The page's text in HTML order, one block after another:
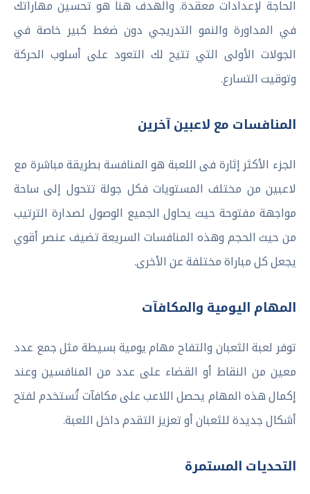
الحاجة لإعدادات معقدة. والهدف هنا هو تحسين مهاراتك
في المداورة والنمو التدريجي دون ضغط كبير خاصة في
الجولات الأولى التي تتيح لك التعود على أسلوب الحركة
وتوقيت التسارع.
المنافسات مع لاعبين آخرين
الجزء الأكثر إثارة فى اللعبة هو المنافسة بطريقة مباشرة مع
لاعبين من مختلف المستويات فكل جولة تتحول إلى ساحة
مواجهة مفتوحة حيث يحاول الجميع الوصول لصدارة الترتيب
من حيث الحجم وهذه المنافسات السريعة تضيف عنصر أقوي
يجعل كل مباراة مختلفة عن الأخرى.
المهام اليومية والمكافآت
توفر لعبة الثعبان والتفاح مهام يومية بسيطة مثل جمع عدد
معين من النقاط أو القضاء على عدد من المنافسين وعند
إكمال هذه المهام يحصل اللاعب على مكافآت تُستخدم لفتح
أشكال جديدة للثعبان أو تعزيز التقدم داخل اللعبة.
التحديات المستمرة